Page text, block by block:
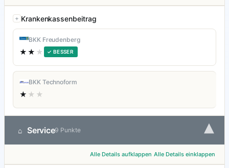
Krankenkassenbeitrag
BKK Freudenberg
★★ ★ ✓ BESSER
BKK Technoform
★ ★★
⌂ Service9 Punkte ▾
Alle Details aufklappen Alle Details einklappen